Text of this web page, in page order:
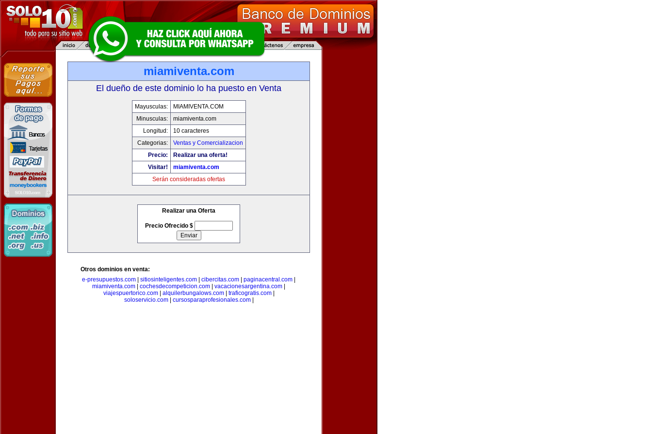
miamiventa.com
El dueño de este dominio lo ha puesto en Venta
Mayusculas:
MIAMIVENTA.COM
Minusculas:
miamiventa.com
Longitud:
10 caracteres
Categorias:
Ventas y Comercializacion
Precio:
Realizar una oferta!
Visitar!
miamiventa.com
Serán consideradas ofertas
Realizar una Oferta
Precio Ofrecido $
Otros dominios en venta:
e-presupuestos.com
sitiosinteligentes.com cibercitas.com paginacentral.com
miamiventa.com
cochesdecompeticion.com vacacionesargentina.com
viajespuertorico.com| alquilerbungalows.com| traficogratis.com|
soloservicio.com| cursosparaprofesionales.com|